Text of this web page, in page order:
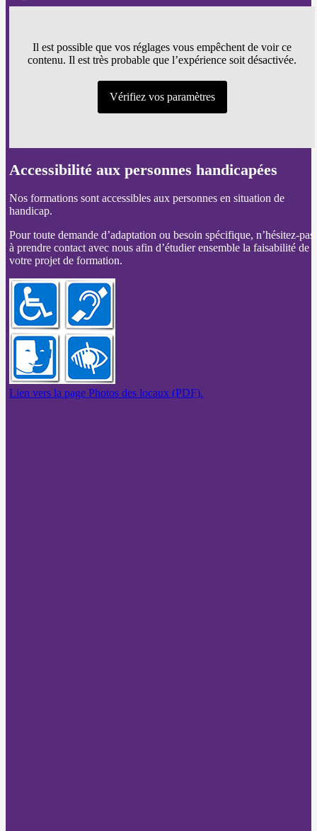
Il est possible que vos réglages vous empêchent de voir ce
contenu. Il est très probable que l’expérience soit désactivée.
Vérifiez vos paramètres
Accessibilité aux personnes handicapées
Nos formations sont accessibles aux personnes en situation de
handicap.
Pour toute demande d’adaptation ou besoin spécifique, n’hésitez-pas
à prendre contact avec nous afin d’étudier ensemble la faisabilité de
votre projet de formation.
Lien vers la page Photos des locaux (PDF).